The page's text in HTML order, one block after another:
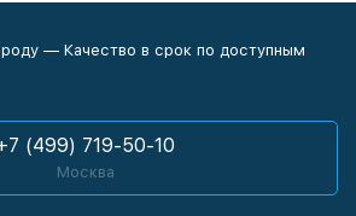
— Качество в срок по доступным
(499) 719-50-10
Москва